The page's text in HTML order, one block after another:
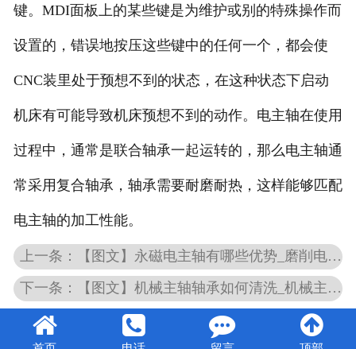
键。MDI面板上的某些键是为维护或别的特殊操作而
设置的，错误地按压这些键中的任何一个，都会使
CNC装里处于预想不到的状态，在这种状态下启动
机床有可能导致机床预想不到的动作。电主轴在使用
过程中，通常是联合轴承一起运转的，那么电主轴通
常采用复合轴承，轴承需要耐磨耐热，这样能够匹配
电主轴的加工性能。
上一条：【图文】永磁电主轴有哪些优势_磨削电主轴要做哪些检查
下一条：【图文】机械主轴轴承如何清洗_机械主轴轴承润滑脂用量要多少